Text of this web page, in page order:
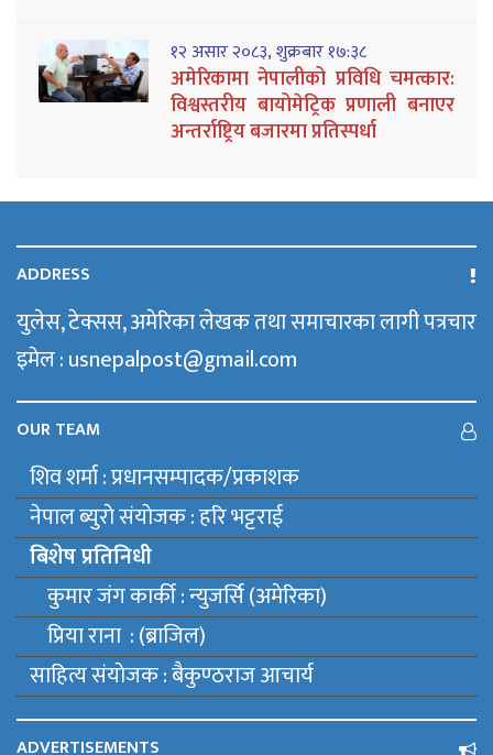
१२ असार २०८३, शुक्रबार १७:३८
अमेरिकामा नेपालीको प्रविधि चमत्कार:
विश्वस्तरीय बायोमेट्रिक प्रणाली बनाएर
अन्तर्राष्ट्रिय बजारमा प्रतिस्पर्धा
ADDRESS
युलेस, टेक्सस, अमेरिका लेखक तथा समाचारका लागी पत्रचार
इमेल : usnepalpost@gmail.com
OUR TEAM
शिव शर्मा : प्रधानसम्पादक/प्रकाशक
नेपाल ब्युराे संयाेजक : हरि भट्टराई
बिशेष प्रतिनिधी
कुमार जंग कार्की : न्युजर्सि (अमेरिका)
प्रिया राना : (ब्राजिल)
साहित्य संयाेजक : बैकुण्ठराज आचार्य
ADVERTISEMENTS